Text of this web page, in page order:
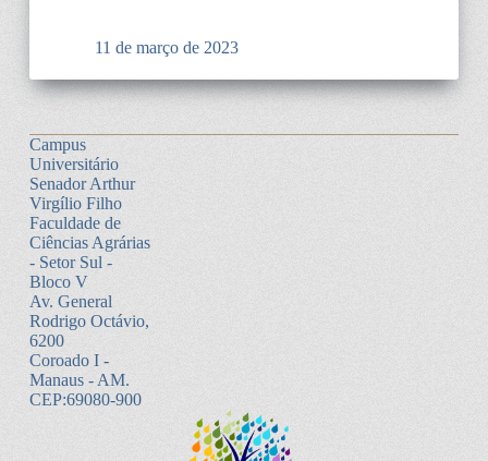
11 de março de 2023
Campus
Universitário
Senador Arthur
Virgílio Filho
Faculdade de
Ciências Agrárias
- Setor Sul -
Bloco V
Av. General
Rodrigo Octávio,
6200
Coroado I -
Manaus - AM.
CEP:69080-900